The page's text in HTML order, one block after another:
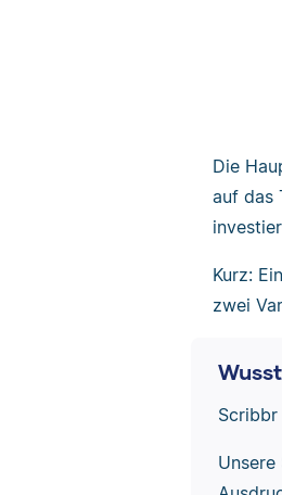
Die
auf das
Kurz:
zwei